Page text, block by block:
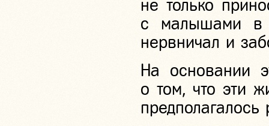
не только
с малышами в
нервничал и
На основании
о том, что эти